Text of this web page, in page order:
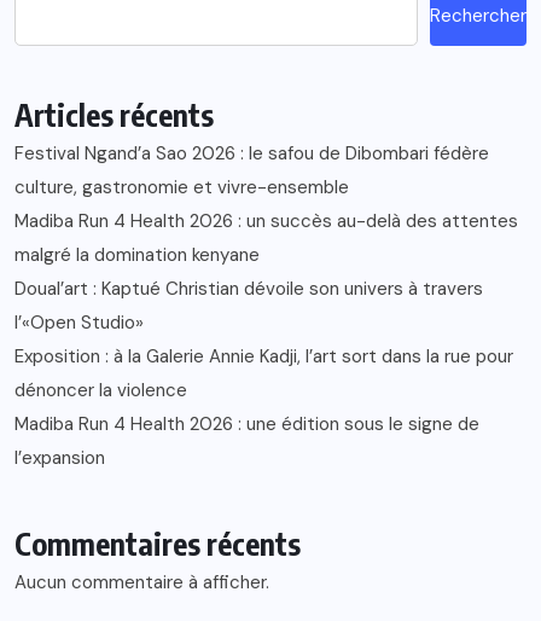
Rechercher
Articles récents
Festival Ngand’a Sao 2026 : le safou de Dibombari fédère
culture, gastronomie et vivre-ensemble
Madiba Run 4 Health 2026 : un succès au-delà des attentes
malgré la domination kenyane
Doual’art : Kaptué Christian dévoile son univers à travers
l’«Open Studio»
Exposition : à la Galerie Annie Kadji, l’art sort dans la rue pour
dénoncer la violence
Madiba Run 4 Health 2026 : une édition sous le signe de
l’expansion
Commentaires récents
Aucun commentaire à afficher.